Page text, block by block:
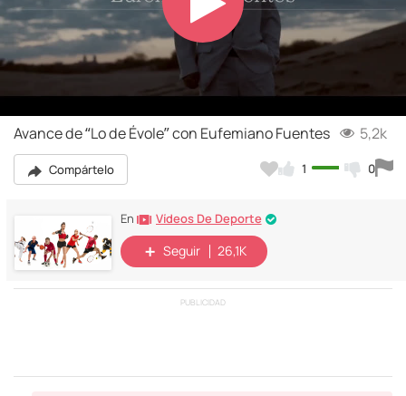
Play
Video
Avance de “Lo de Évole” con Eufemiano Fuentes 5,2k
Compártelo 1 0
En Vídeos De Deporte
Seguir 26,1K
PUBLICIDAD